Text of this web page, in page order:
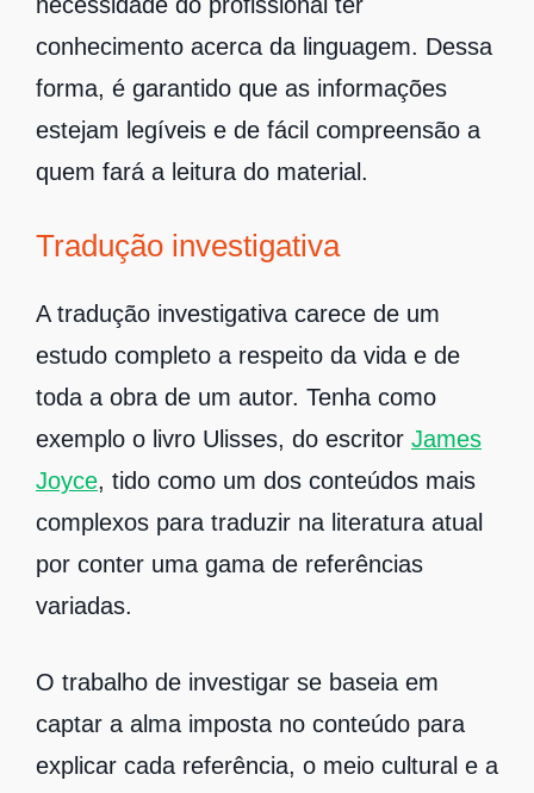
conhecimento acerca da linguagem. Dessa
forma, é garantido que as informações
estejam legíveis e de fácil compreensão a
quem fará a leitura do material.
Tradução investigativa
A tradução investigativa carece de um
estudo completo a respeito da vida e de
toda a obra de um autor. Tenha como
exemplo o livro Ulisses, do escritor James
Joyce, tido como um dos conteúdos mais
complexos para traduzir na literatura atual
por conter uma gama de referências
variadas.
O trabalho de investigar se baseia em
captar a alma imposta no conteúdo para
explicar cada referência, o meio cultural e a